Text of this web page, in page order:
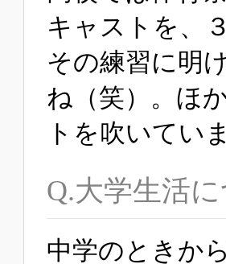
キャストを、
その練習に明
ね（笑）。ほ
トを吹いてい
Q.大学生活
中学のときか